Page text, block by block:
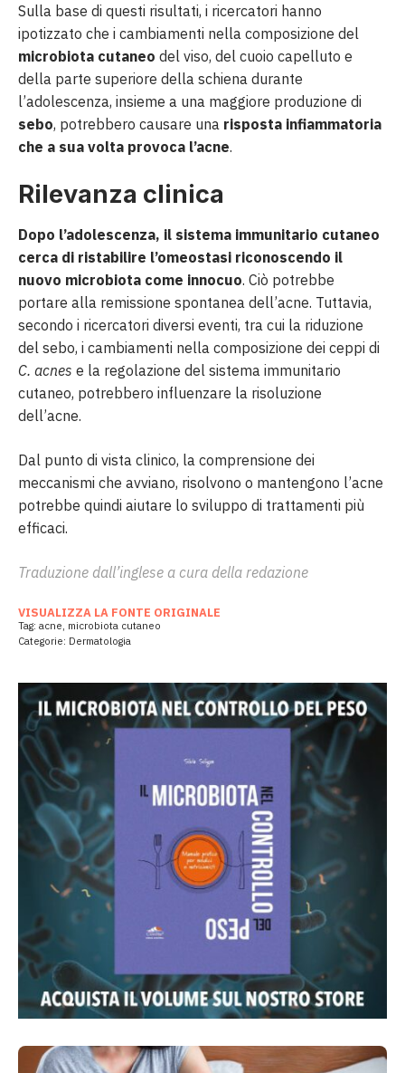
Sulla base di questi risultati, i ricercatori hanno
ipotizzato che i cambiamenti nella composizione del
microbiota cutaneo del viso, del cuoio capelluto e
della parte superiore della schiena durante
l’adolescenza, insieme a una maggiore produzione di
sebo, potrebbero causare una risposta infiammatoria
che a sua volta provoca l’acne.
Rilevanza clinica
Dopo l’adolescenza, il sistema immunitario cutaneo
cerca di ristabilire l’omeostasi riconoscendo il
nuovo microbiota come innocuo. Ciò potrebbe
portare alla remissione spontanea dell’acne. Tuttavia,
secondo i ricercatori diversi eventi, tra cui la riduzione
del sebo, i cambiamenti nella composizione dei ceppi di
C. acnes e la regolazione del sistema immunitario
cutaneo, potrebbero influenzare la risoluzione
dell’acne.
Dal punto di vista clinico, la comprensione dei
meccanismi che avviano, risolvono o mantengono l’acne
potrebbe quindi aiutare lo sviluppo di trattamenti più
efficaci.
Traduzione dall’inglese a cura della redazione
VISUALIZZA LA FONTE ORIGINALE
Tag: acne, microbiota cutaneo
Categorie: Dermatologia